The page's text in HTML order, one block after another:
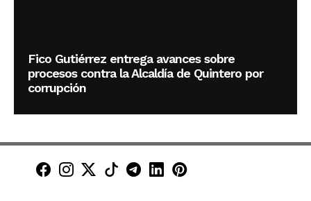
Fico Gutiérrez entrega avances sobre
procesos contra la Alcaldía de Quintero por
corrupción
Minuto30 en Facebook
Minuto30 en Instagram
Minuto30 en X (Twitter)
Minuto30 en TikTok
Canal de Minuto30 en
Minuto30 en LinkedIn
Minuto30 en